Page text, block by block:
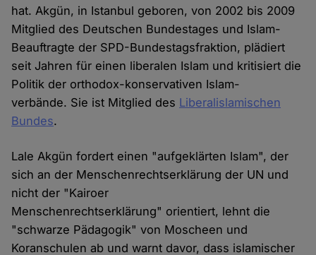
hat. Akgün, in Istanbul geboren, von 2002 bis 2009
Mitglied des Deutschen Bundes­tages und Islam-
Beauftragte der SPD-Bundes­tags­fraktion, plädiert
seit Jahren für einen liberalen Islam und kritisiert die
Politik der orthodox-konservativen Islam­
verbände. Sie ist Mitglied des Liberalislamischen
Bundes.
Lale Akgün fordert einen "aufgeklärten Islam", der
sich an der Menschenrechtserklärung der UN und
nicht der "Kairoer
Menschenrechtserklärung" orientiert, lehnt die
"schwarze Pädagogik" von Moscheen und
Koranschulen ab und warnt davor, dass islamischer